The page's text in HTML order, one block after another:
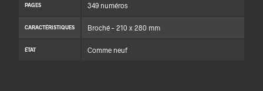
PAGES 349 numéros
CARACTÉRISTIQUES Broché – 210 x 280 mm
ÉTAT Comme neuf